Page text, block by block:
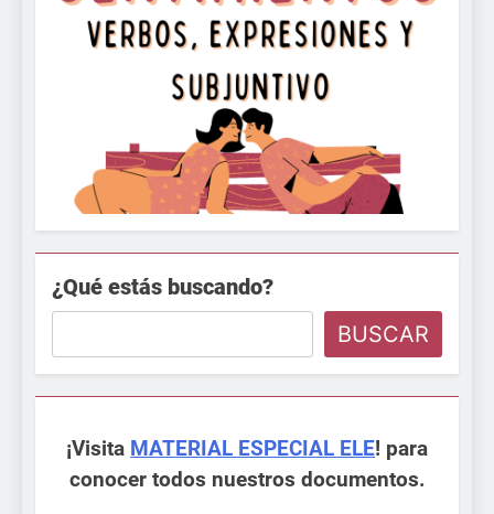
¿Qué estás buscando?
BUSCAR
¡Visita MATERIAL ESPECIAL ELE! para
conocer todos nuestros documentos.